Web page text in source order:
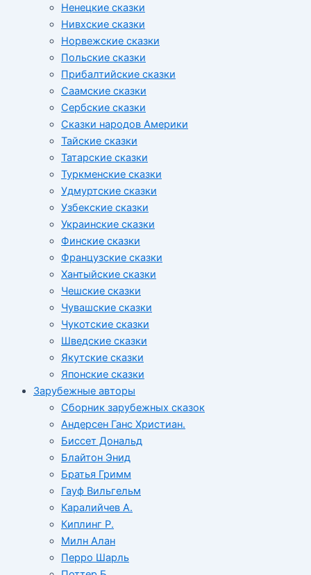
Ненецкие сказки
Нивхские сказки
Норвежские сказки
Польские сказки
Прибалтийские сказки
Cаамские сказки
Сербские сказки
Сказки народов Америки
Тайские сказки
Татарские сказки
Туркменские сказки
Удмуртские сказки
Узбекские сказки
Украинские сказки
Финские сказки
Французские сказки
Хантыйские сказки
Чешские сказки
Чувашские сказки
Чукотские сказки
Шведские сказки
Якутские сказки
Японские сказки
Зарубежные авторы
Сборник зарубежных сказок
Андерсен Ганс Христиан.
Биссет Дональд
Блайтон Энид
Братья Гримм
Гауф Вильгельм
Каралийчев А.
Киплинг Р.
Милн Алан
Перро Шарль